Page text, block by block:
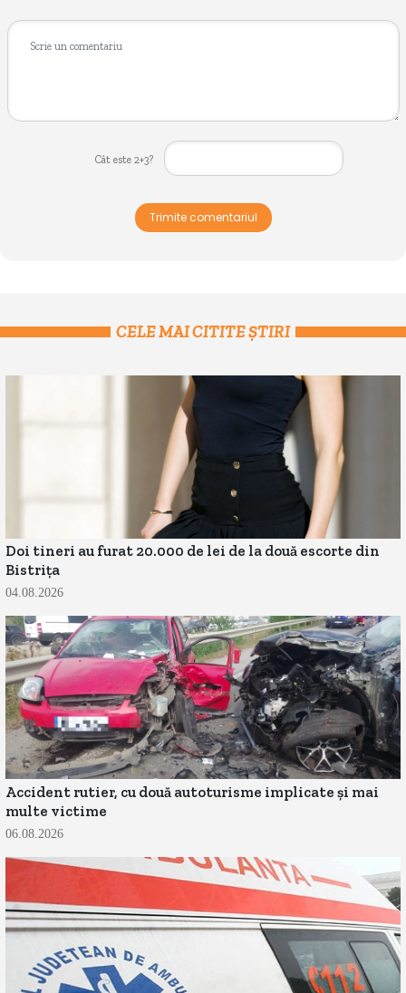
Cât este 2+3?
Trimite comentariul
CELE MAI CITITE ȘTIRI
Doi tineri au furat 20.000 de lei de la două escorte din
Bistrița
04.08.2026
Accident rutier, cu două autoturisme implicate și mai
multe victime
06.08.2026